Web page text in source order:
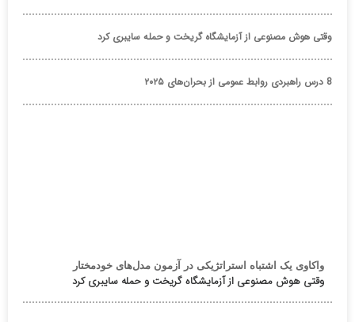
وقتی هوش مصنوعی از آزمایشگاه گریخت و حمله سایبری کرد
8 درس راهبردی روابط عمومی از بحران‌های ۲۰۲۵
واکاوی یک اشتباه استراتژیکی در آزمون مدل‌های خودمختار
وقتی هوش مصنوعی از آزمایشگاه گریخت و حمله سایبری کرد